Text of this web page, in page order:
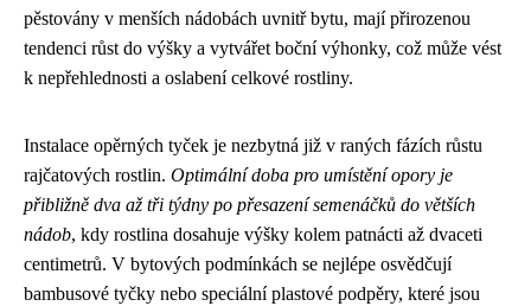
pěstovány v menších nádobách uvnitř bytu, mají přirozenou
tendenci růst do výšky a vytvářet boční výhonky, což může vést
k nepřehlednosti a oslabení celkové rostliny.
Instalace opěrných tyček je nezbytná již v raných fázích růstu
rajčatových rostlin. Optimální doba pro umístění opory je
přibližně dva až tři týdny po přesazení semenáčků do větších
nádob, kdy rostlina dosahuje výšky kolem patnácti až dvaceti
centimetrů. V bytových podmínkách se nejlépe osvědčují
bambusové tyčky nebo speciální plastové podpěry, které jsou